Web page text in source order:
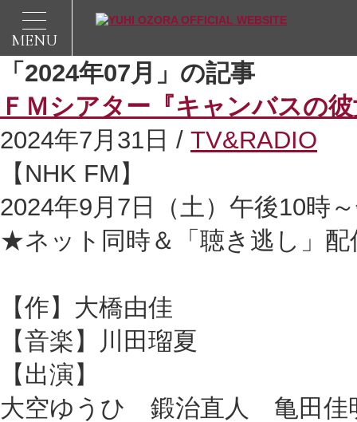
MENU
「2024年07月」の記事
ＦＭシアター『キャンバスの
2024年7月31日 / TV&RADIO
【NHK FM】
2024年9月7日（土）午後10時
★ネット同時＆「聴き逃し」配
【作】大橋由佳
【音楽】川田瑠夏
【出演】
大空ゆうひ 鍛治直人 亀田